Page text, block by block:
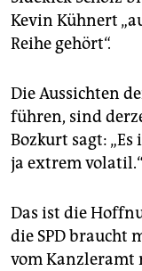
Kevin Kühnert
Reihe gehört“.
Die Aussichten
führen, sind
Bozkurt sagt:
ja extrem volatil.“
Das ist die
die SPD braucht
vom Kanzleramt